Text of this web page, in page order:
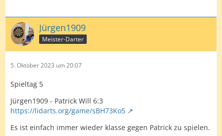
Jürgen1909
Meister-Darter
5. Oktober 2023 um 20:07
Spieltag 5
Jürgen1909 - Patrick Will 6:3
https://lidarts.org/game/sBH73Ko5
Es ist einfach immer wieder klasse gegen Patrick zu spielen.